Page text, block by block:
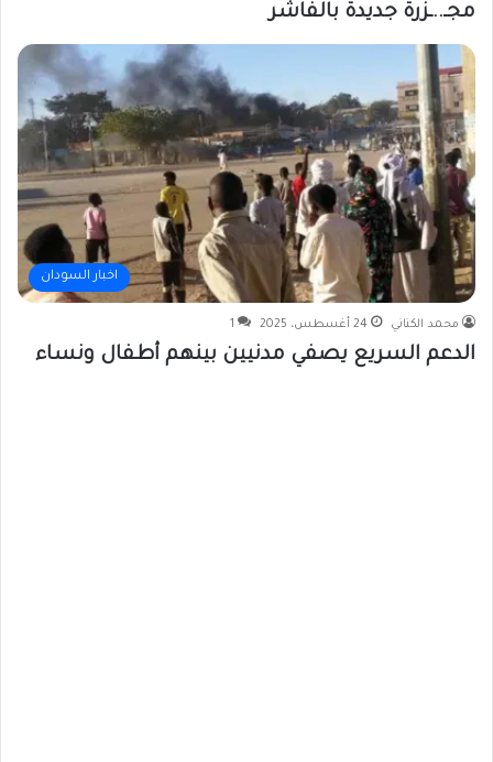
مجـ..ـزرة جديدة بالفاشر
اخبار السودان
محمد الكناني 24 أغسطس، 2025 1
الدعم السريع يصفي مدنيين بينهم أطفال ونساء